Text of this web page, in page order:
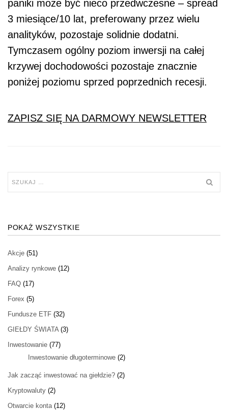
paniki może być nieco przedwczesne – spread
3 miesiące/10 lat, preferowany przez wielu
analityków, pozostaje solidnie dodatni.
Tymczasem ogólny poziom inwersji na całej
krzywej dochodowości pozostaje znacznie
poniżej poziomu sprzed poprzednich recesji.
ZAPISZ SIĘ NA DARMOWY NEWSLETTER
POKAŻ WSZYSTKIE
Akcje (51)
Analizy rynkowe (12)
FAQ (17)
Forex (5)
Fundusze ETF (32)
GIEŁDY ŚWIATA (3)
Inwestowanie (77)
Inwestowanie długoterminowe (2)
Jak zacząć inwestować na giełdzie? (2)
Kryptowaluty (2)
Otwarcie konta (12)